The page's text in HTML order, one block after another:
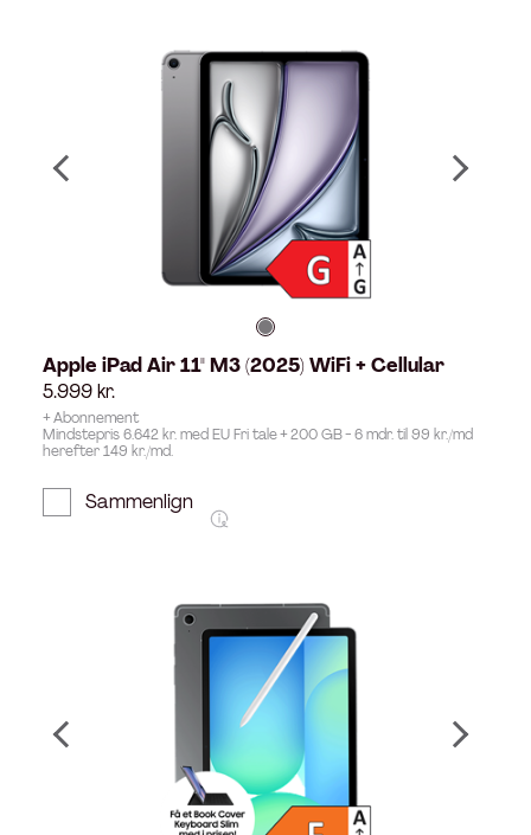
Apple iPad Air 11" M3 (2025) WiFi + Cellular
5.999kr.
+ Abonnement
Mindstepris 6.642 kr. med EU Fri tale + 200 GB - 6 mdr. til 99 kr./md
herefter 149 kr./md.
Sammenlign